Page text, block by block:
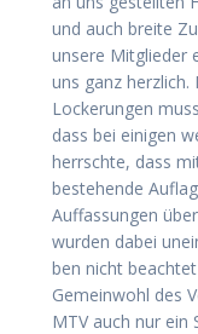
und auch brei­te
unse­re Mit­glie­der
uns ganz
Locke­run­gen
dass bei eini­gen
herrsch­te, dass
bestehen­de
Auf­fas­sun­gen
wur­den dabei
ben nicht
Gemein­wohl des
MTV auch nur ein